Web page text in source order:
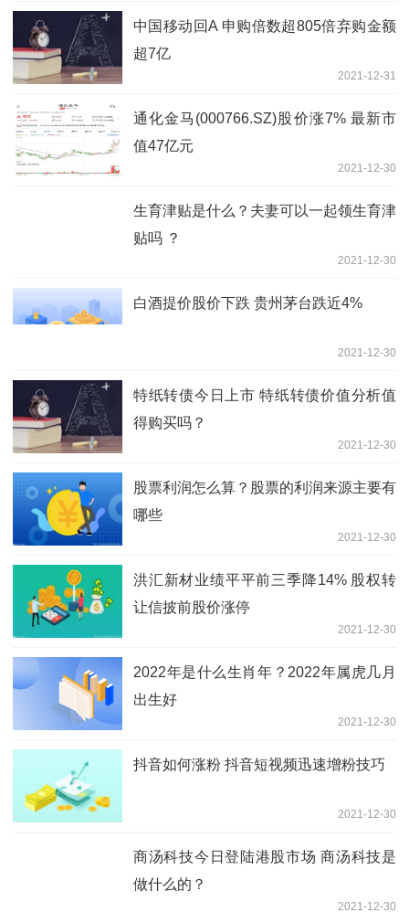
中国移动回A 申购倍数超805倍弃购金额
超7亿
2021-12-31
通化金马(000766.SZ)股价涨7% 最新市
值47亿元
2021-12-30
生育津贴是什么？夫妻可以一起领生育津
贴吗 ？
2021-12-30
白酒提价股价下跌 贵州茅台跌近4%
2021-12-30
特纸转债今日上市 特纸转债价值分析值
得购买吗？
2021-12-30
股票利润怎么算？股票的利润来源主要有
哪些
2021-12-30
洪汇新材业绩平平前三季降14% 股权转
让信披前股价涨停
2021-12-30
2022年是什么生肖年？2022年属虎几月
出生好
2021-12-30
抖音如何涨粉 抖音短视频迅速增粉技巧
2021-12-30
商汤科技今日登陆港股市场 商汤科技是
做什么的？
2021-12-30